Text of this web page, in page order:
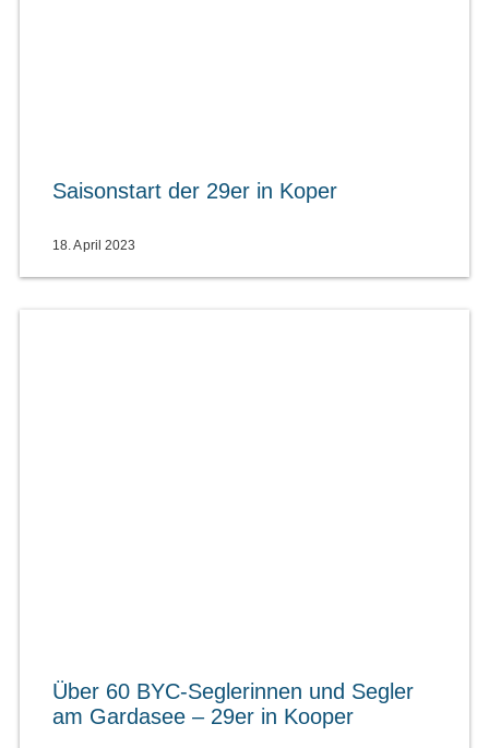
Saisonstart der 29er in Koper
18. April 2023
Über 60 BYC-Seglerinnen und Segler
am Gardasee – 29er in Kooper